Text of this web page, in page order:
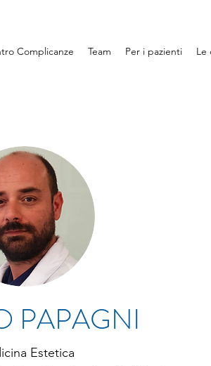
Complicanze Team Per i pazienti Le
PAPAGNI
Estetica